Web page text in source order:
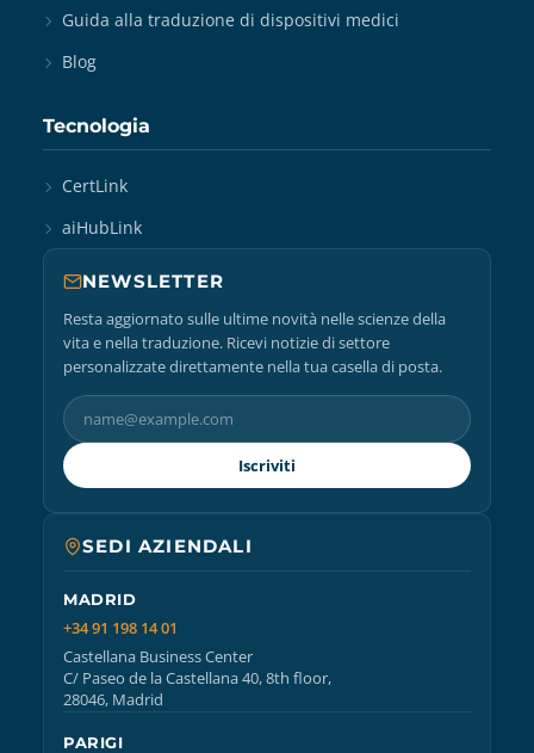
Guida alla traduzione di dispositivi medici
Blog
Tecnologia
CertLink
aiHubLink
NEWSLETTER
Resta aggiornato sulle ultime novità nelle scienze della
vita e nella traduzione. Ricevi notizie di settore
personalizzate direttamente nella tua casella di posta.
Iscriviti
SEDI AZIENDALI
MADRID
+34 91 198 14 01
Castellana Business Center
C/ Paseo de la Castellana 40, 8th floor,
28046, Madrid
PARIGI